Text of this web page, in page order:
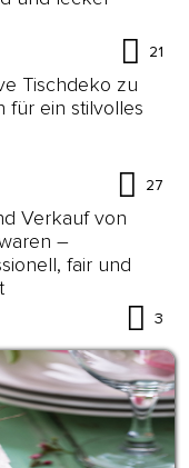
21
Tischdeko zu
für ein stilvolles
27
Verkauf von
–
fair und
3